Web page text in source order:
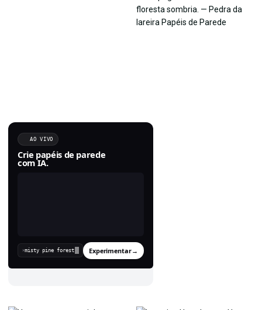
AO VIVO
Crie papéis de parede
com IA.
› Experimentar→